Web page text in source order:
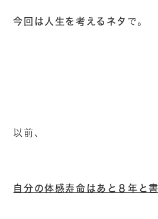
今回は人生を考えるネタ で。
以前、
自分の体感寿命はあと８年と書